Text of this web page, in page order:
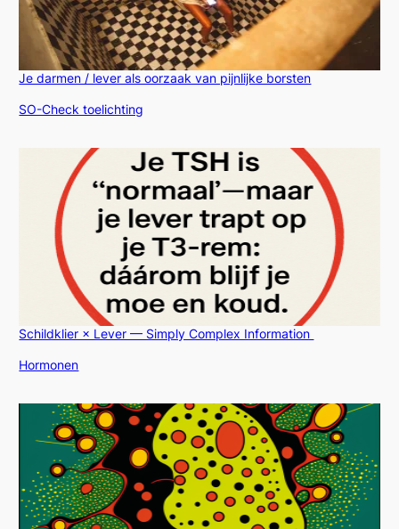
Je darmen / lever als oorzaak van pijnlijke borsten
In relatie tot
SO-Check toelichting
Schildklier × Lever — Simply Complex Information
In relatie tot
Hormonen